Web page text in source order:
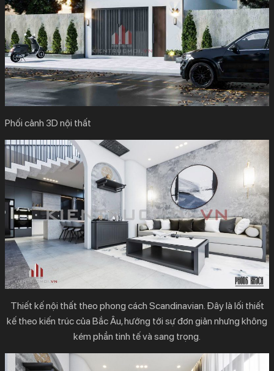
Phối cảnh 3D nội thất
Thiết kế nội thất theo phong cách Scandinavian. Đây là lối thiết
kế theo kiến trúc của Bắc Âu, hướng tới sự đơn giản nhưng không
kém phần tinh tế và sang trọng.